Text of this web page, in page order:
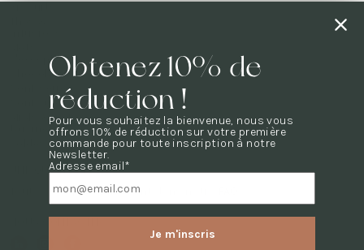
Obtenez 10% de
réduction !
Pour vous souhaitez la bienvenue, nous vous
offrons 10% de réduction sur votre première
commande pour toute inscription à notre
Newsletter.
Adresse email*
d'exception
Chocolats
Confiseries
Confitures
Miels & pâte à
tartiner
UNE QUESTION ?
Toutes les questions sont dans notre